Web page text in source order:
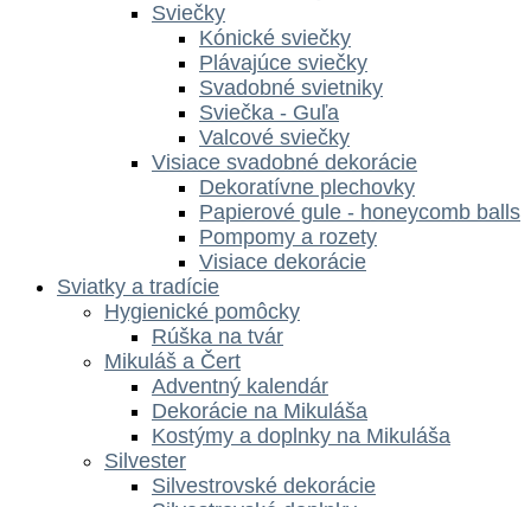
Sviečky
Kónické sviečky
Plávajúce sviečky
Svadobné svietniky
Sviečka - Guľa
Valcové sviečky
Visiace svadobné dekorácie
Dekoratívne plechovky
Papierové gule - honeycomb balls
Pompomy a rozety
Visiace dekorácie
Sviatky a tradície
Hygienické pomôcky
Rúška na tvár
Mikuláš a Čert
Adventný kalendár
Dekorácie na Mikuláša
Kostýmy a doplnky na Mikuláša
Silvester
Silvestrovské dekorácie